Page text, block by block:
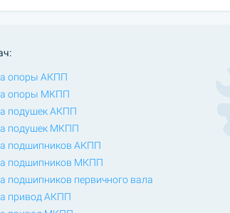
опоры АКПП
опоры МКПП
подушек АКПП
подушек МКПП
подшипников АКПП
подшипников МКПП
подшипников первичного вала
привод АКПП